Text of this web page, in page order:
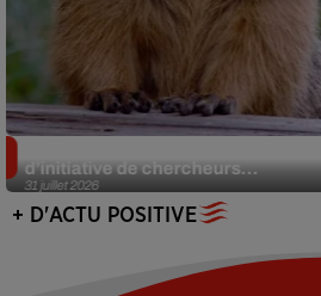
31 juillet 2026
d’initiative de chercheurs...
+ D'ACTU POSITIVE